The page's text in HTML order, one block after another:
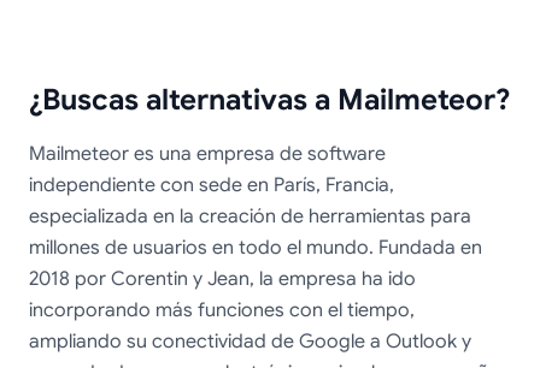
¿Buscas alternativas a Mailmeteor?
Mailmeteor es una empresa de software
independiente con sede en París, Francia,
especializada en la creación de herramientas para
millones de usuarios en todo el mundo. Fundada en
2018 por Corentin y Jean, la empresa ha ido
incorporando más funciones con el tiempo,
ampliando su conectividad de Google a Outlook y